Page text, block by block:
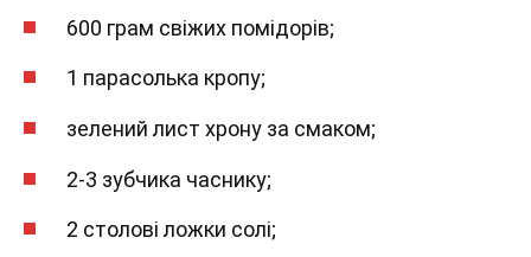
600 грам свіжих помідорів;
1 парасолька кропу;
зелений лист хрону за смаком;
2-3 зубчика часнику;
2 столові ложки солі;